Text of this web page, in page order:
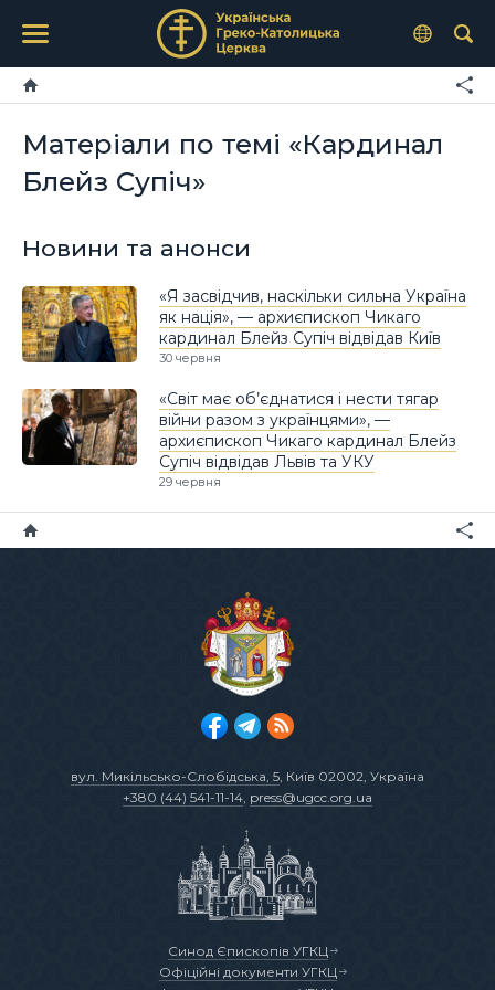
Матеріали по темі «Кардинал
Блейз Супіч»
Новини та анонси
«Я засвідчив, наскільки сильна Україна
як нація», — архиєпископ Чикаго
кардинал Блейз Супіч відвідав Київ
30 червня
«Світ має об’єднатися і нести тягар
війни разом з українцями», —
архиєпископ Чикаго кардинал Блейз
Cупіч відвідав Львів та УКУ
29 червня
вул. Микільсько-Слобідська, 5, Київ 02002, Україна
+380 (44) 541-11-14, press@ugcc.org.ua
Синод Єпископів УГКЦ
Офіційні документи УГКЦ